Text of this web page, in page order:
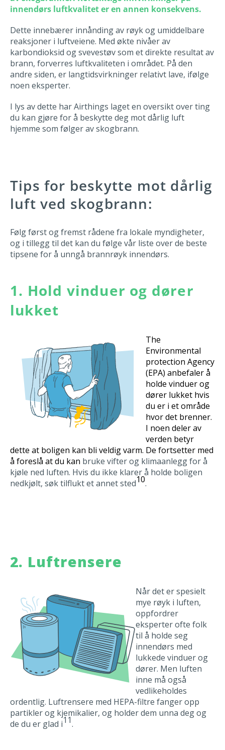
innendørs luftkvalitet er en annen konsekvens.
Dette innebærer innånding av røyk og umiddelbare
reaksjoner i luftveiene. Med økte nivåer av
karbondioksid og svevestøv som et direkte resultat av
brann, forverres luftkvaliteten i området. På den
andre siden, er langtidsvirkninger relativt lave, ifølge
noen eksperter.
I lys av dette har Airthings laget en oversikt over ting
du kan gjøre for å beskytte deg mot dårlig luft
hjemme som følger av skogbrann.
Tips for beskytte mot dårlig
luft ved skogbrann:
Følg først og fremst rådene fra lokale myndigheter,
og i tillegg til det kan du følge vår liste over de beste
tipsene for å unngå brannrøyk innendørs.
1. Hold vinduer og dører
lukket
The
Environmental
protection Agency
(EPA) anbefaler å
holde vinduer og
dører lukket hvis
du er i et område
hvor det brenner.
I noen deler av
verden betyr
dette at boligen kan bli veldig varm. De fortsetter med
å foreslå at du kan bruke vifter og klimaanlegg for å
kjøle ned luften. Hvis du ikke klarer å holde boligen
nedkjølt, søk tilflukt et annet sted10.
2. Luftrensere
Når det er spesielt
mye røyk i luften,
oppfordrer
eksperter ofte folk
til å holde seg
innendørs med
lukkede vinduer og
dører. Men luften
inne må også
vedlikeholdes
ordentlig. Luftrensere med HEPA-filtre fanger opp
partikler og kjemikalier, og holder dem unna deg og
de du er glad i11.